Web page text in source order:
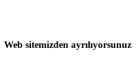
Web sitemizden ayrılıyorsunuz